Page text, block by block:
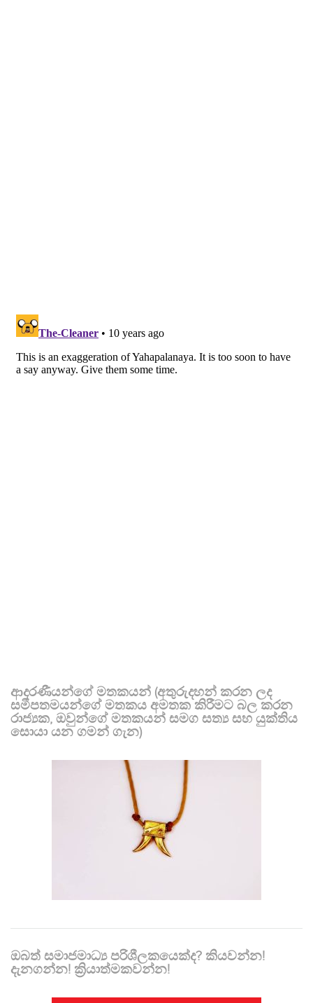
ආදරණීයන්ගේ මතකයන් (අතුරුදහන් කරන ලද
සමීපතමයන්ගේ මතකය අමතක කිරීමට බල කරන
රාජ්‍යක, ඔවුන්ගේ මතකයන් සමග සත්‍ය සහ යුක්තිය
සොයා යන ගමන් ගැන)
ඔබත් සමාජමාධ්‍ය පරිශීලකයෙක්ද? කියවන්න!
දැනගන්න! ක්‍රියාත්මකවන්න!